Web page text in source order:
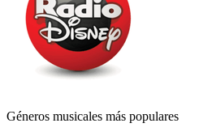
Géneros musicales más populares